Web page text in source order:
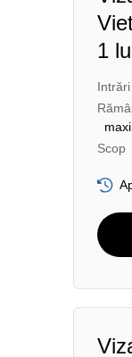
1
Intrări
Scop